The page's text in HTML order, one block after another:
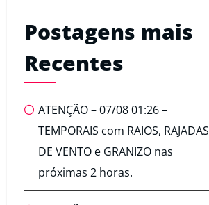
Postagens mais
Recentes
ATENÇÃO – 07/08 01:26 –
TEMPORAIS com RAIOS, RAJADAS
DE VENTO e GRANIZO nas
próximas 2 horas.